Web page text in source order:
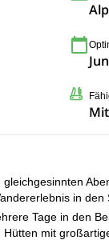
in den
Tage in den
mit